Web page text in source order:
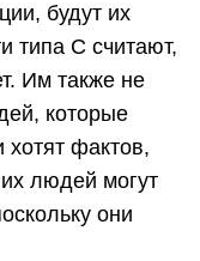
будут их
типа C считают,
Им также не
которые
фактов,
людей могут
они